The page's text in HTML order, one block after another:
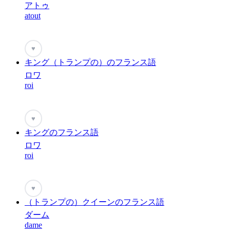
アトゥ
atout
♥
キング（トランプの）のフランス語
ロワ
roi
♥
キングのフランス語
ロワ
roi
♥
（トランプの）クイーンのフランス語
ダーム
dame